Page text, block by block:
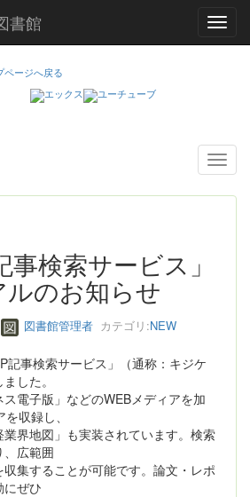
書館
事検索サービス」
ルのお知らせ
図書館管理者 カテゴリ:NEW
記事検索サービス」（通称：キジケ
した。
電子版」などのWEBメディアを加
収録し、
界地図」も実装されています。検索
広範囲
集することが可能です。論文・レポ
にぜひ